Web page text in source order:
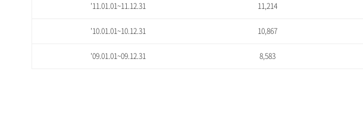
'11.01.01~11.12.31 11,214
'10.01.01~10.12.31 10,867
'09.01.01~09.12.31 8,583